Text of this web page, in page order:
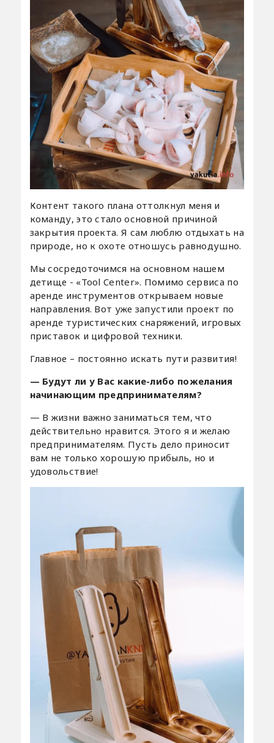
Контент такого плана оттолкнул меня и
команду, это стало основной причиной
закрытия проекта. Я сам люблю отдыхать на
природе, но к охоте отношусь равнодушно.
Мы сосредоточимся на основном нашем
детище - «Tool Center». Помимо сервиса по
аренде инструментов открываем новые
направления. Вот уже запустили проект по
аренде туристических снаряжений, игровых
приставок и цифровой техники.
Главное – постоянно искать пути развития!
— Будут ли у Вас какие-либо пожелания
начинающим предпринимателям?
— В жизни важно заниматься тем, что
действительно нравится. Этого я и желаю
предпринимателям. Пусть дело приносит
вам не только хорошую прибыль, но и
удовольствие!